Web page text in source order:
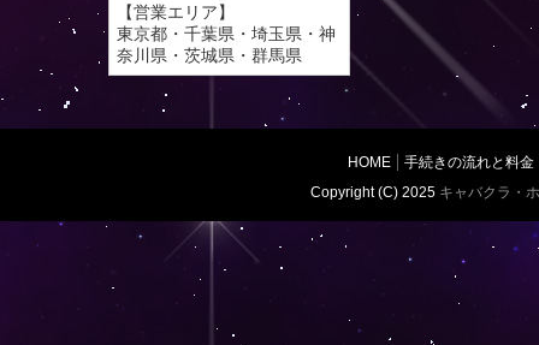
【営業エリア】
東京都・千葉県・埼玉県・神
奈川県・茨城県・群馬県
HOME
手続きの流れと料金
Copyright (C) 2025 キャバクラ・